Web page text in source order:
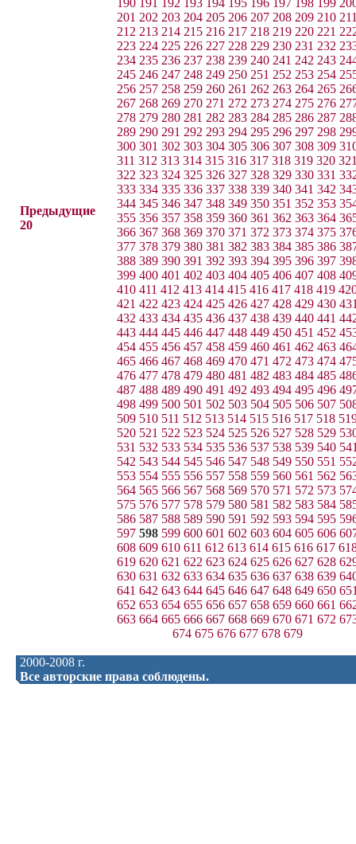
Предыдущие
20
190 191 192 193 194 195 196 197 198 199
201 202 203 204 205 206 207 208 209 210
212 213 214 215 216 217 218 219 220 221
223 224 225 226 227 228 229 230 231 232
234 235 236 237 238 239 240 241 242 243
245 246 247 248 249 250 251 252 253 254
256 257 258 259 260 261 262 263 264 265
267 268 269 270 271 272 273 274 275 276
278 279 280 281 282 283 284 285 286 287
289 290 291 292 293 294 295 296 297 298
300 301 302 303 304 305 306 307 308 309
311 312 313 314 315 316 317 318 319 320
322 323 324 325 326 327 328 329 330 331
333 334 335 336 337 338 339 340 341 342
344 345 346 347 348 349 350 351 352 353
355 356 357 358 359 360 361 362 363 364
366 367 368 369 370 371 372 373 374 375
377 378 379 380 381 382 383 384 385 386
388 389 390 391 392 393 394 395 396 397
399 400 401 402 403 404 405 406 407 408
410 411 412 413 414 415 416 417 418 419
421 422 423 424 425 426 427 428 429 430
432 433 434 435 436 437 438 439 440 441
443 444 445 446 447 448 449 450 451 452
454 455 456 457 458 459 460 461 462 463
465 466 467 468 469 470 471 472 473 474
476 477 478 479 480 481 482 483 484 485
487 488 489 490 491 492 493 494 495 496
498 499 500 501 502 503 504 505 506 507
509 510 511 512 513 514 515 516 517 518
520 521 522 523 524 525 526 527 528 529
531 532 533 534 535 536 537 538 539 540
542 543 544 545 546 547 548 549 550 551
553 554 555 556 557 558 559 560 561 562
564 565 566 567 568 569 570 571 572 573
575 576 577 578 579 580 581 582 583 584
586 587 588 589 590 591 592 593 594 595
597 598 599 600 601 602 603 604 605 606
608 609 610 611 612 613 614 615 616 617
619 620 621 622 623 624 625 626 627 628
630 631 632 633 634 635 636 637 638 639
641 642 643 644 645 646 647 648 649 650
652 653 654 655 656 657 658 659 660 661
663 664 665 666 667 668 669 670 671 672
674 675 676 677 678 679
2000-2008 г.
Все авторские права соблюдены.